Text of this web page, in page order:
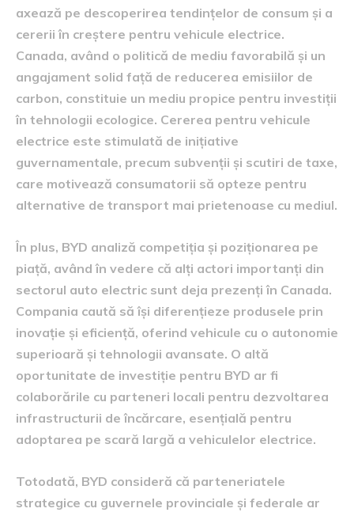
axează pe descoperirea tendințelor de consum și a
cererii în creștere pentru vehicule electrice.
Canada, având o politică de mediu favorabilă și un
angajament solid față de reducerea emisiilor de
carbon, constituie un mediu propice pentru investiții
în tehnologii ecologice. Cererea pentru vehicule
electrice este stimulată de inițiative
guvernamentale, precum subvenții și scutiri de taxe,
care motivează consumatorii să opteze pentru
alternative de transport mai prietenoase cu mediul.
În plus, BYD analiză competiția și poziționarea pe
piață, având în vedere că alți actori importanți din
sectorul auto electric sunt deja prezenți în Canada.
Compania caută să își diferențieze produsele prin
inovație și eficiență, oferind vehicule cu o autonomie
superioară și tehnologii avansate. O altă
oportunitate de investiție pentru BYD ar fi
colaborările cu parteneri locali pentru dezvoltarea
infrastructurii de încărcare, esențială pentru
adoptarea pe scară largă a vehiculelor electrice.
Totodată, BYD consideră că parteneriatele
strategice cu guvernele provinciale și federale ar